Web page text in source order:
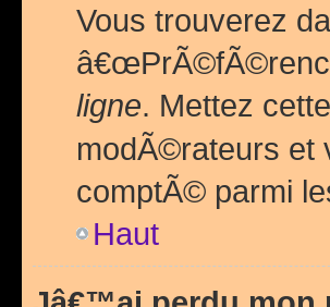
Vous trouverez
ligne. Mettez
modÃ©rateurs et
comptÃ© parmi
Haut